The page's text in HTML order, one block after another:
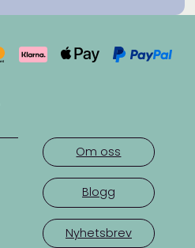
Om oss
Blogg
Nyhetsbrev